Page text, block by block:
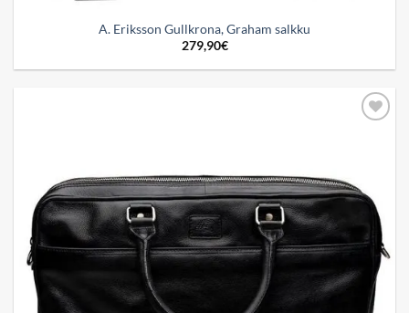
A. Eriksson Gullkrona, Graham salkku
279,90€